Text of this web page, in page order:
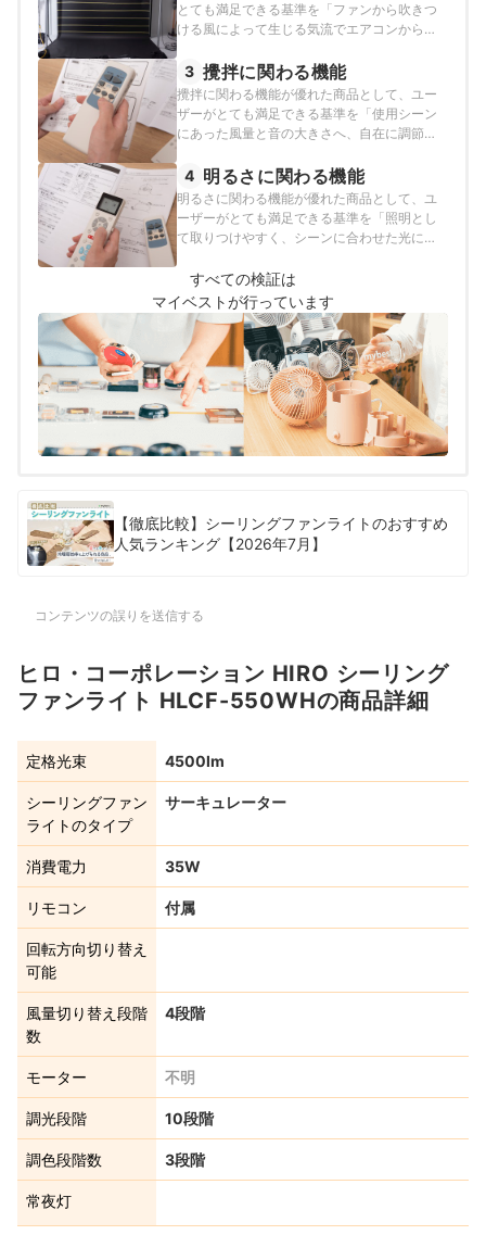
とても満足できる基準を「ファンから吹きつ
ける風によって生じる気流でエアコンから出
感じることで体感温度を下げられるもの」と
し、以下の方法で各商品の検証を行いまし
た。
3 攪拌に関わる機能
攪拌に関わる機能が優れた商品として、ユー
ザーがとても満足できる基準を「使用シーン
にあった風量と音の大きさへ、自在に調節で
を行いました。
4 明るさに関わる機能
明るさに関わる機能が優れた商品として、ユ
ーザーがとても満足できる基準を「照明とし
て取りつけやすく、シーンに合わせた光に使
品の検証を行いました。
すべての検証は
マイベストが行っています
【徹底比較】シーリングファンライトのおすすめ
人気ランキング【2026年7月】
コンテンツの誤りを送信する
ヒロ・コーポレーション HIRO シーリング
ファンライト HLCF-550WHの商品詳細
定格光束 4500lm
シーリングファン
ライトのタイプ
サーキュレーター
消費電力 35W
リモコン 付属
回転方向切り替え
可能
風量切り替え段階
数
4段階
モーター 不明
調光段階 10段階
調色段階数 3段階
常夜灯